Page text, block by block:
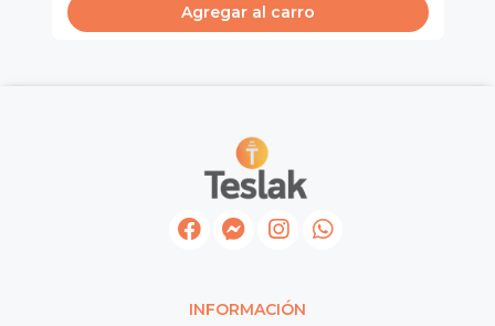
Agregar al carro
INFORMACIÓN